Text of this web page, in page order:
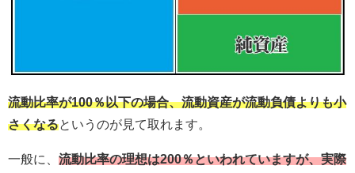
流動比率が100％以下の場合、流動資産が流動負債よりも小
さくなるというのが見て取れます。
一般に、 流動比率の理想は200％といわれていますが、実際